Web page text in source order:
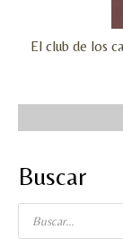
El club de los
Buscar
Búsqueda
productos